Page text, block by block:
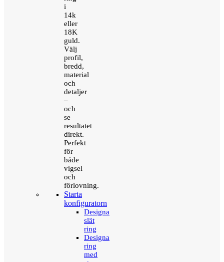
i
14k
eller
18K
guld.
Välj
profil,
bredd,
material
och
detaljer
–
och
se
resultatet
direkt.
Perfekt
för
både
vigsel
och
förlovning.
Starta
konfiguratorn
Designa
slät
ring
Designa
ring
med